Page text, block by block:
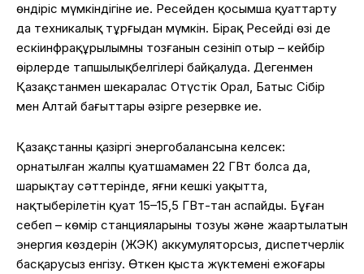
өндіріс мүмкіндігіне ие. Ресейден қосымша қуаттарту
да техникалық тұрғыдан мүмкін. Бірақ Ресейдің өзі де
ескіинфрақұрылымның тозғанын сезініп отыр – кейбір
өңірлерде тапшылықбелгілері байқалуда. Дегенмен
Қазақстанмен шекаралас Оңтүстік Орал, Батыс Сібір
мен Алтай бағыттары әзірге резервке ие.
Қазақстанның қазіргі энергобалансына келсек:
орнатылған жалпы қуатшамамен 22 ГВт болса да,
шарықтау сәттерінде, яғни кешкі уақытта,
нақтыберілетін қуат 15–15,5 ГВт-тан аспайды. Бұған
себеп – көмір станцияларының тозуы және жаңартылатын
энергия көздерін (ЖЭК) аккумуляторсыз, диспетчерлік
басқарусыз енгізу. Өткен қыста жүктеменің еңжоғары